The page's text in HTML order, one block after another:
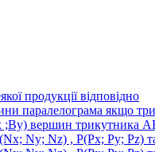
продукції відповідно
паралелограма якщо три
вершин трикутника
Ny; Nz) , P(Px; Py; Pz)